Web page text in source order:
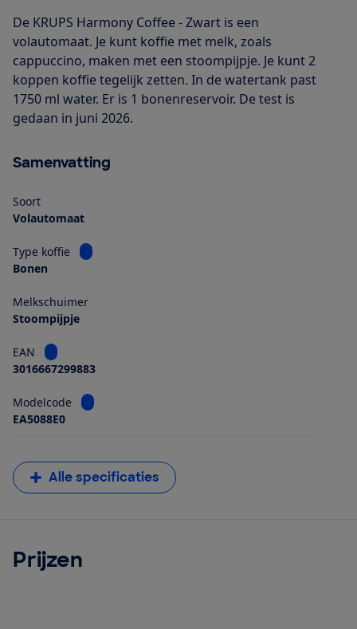
De KRUPS Harmony Coffee - Zwart is een
volautomaat. Je kunt koffie met melk, zoals
cappuccino, maken met een stoompijpje. Je kunt 2
koppen koffie tegelijk zetten. In de watertank past
1750 ml water. Er is 1 bonenreservoir. De test is
gedaan in juni 2026.
Samenvatting
Soort
Volautomaat
Type koffie
Bekijk informatie voor Type koffie
Bonen
Melkschuimer
Stoompijpje
EAN
Bekijk informatie voor EAN
3016667299883
Modelcode
Bekijk informatie voor Modelcode
EA5088E0
Alle specificaties
Prijzen